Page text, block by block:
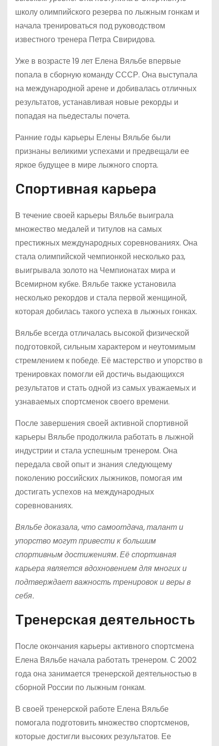
школу олимпийского резерва по лыжным гонкам и
начала тренироваться под руководством
известного тренера Петра Свиридова.
Уже в возрасте 19 лет Елена Вяльбе впервые
попала в сборную команду СССР. Она выступала
на международной арене и добивалась отличных
результатов, устанавливая новые рекорды и
попадая на пьедесталы почета.
Ранние годы карьеры Елены Вяльбе были
признаны великими успехами и предвещали ее
яркое будущее в мире лыжного спорта.
Спортивная карьера
В течение своей карьеры Вяльбе выиграла
множество медалей и титулов на самых
престижных международных соревнованиях. Она
стала олимпийской чемпионкой несколько раз,
выигрывала золото на Чемпионатах мира и
Всемирном кубке. Вяльбе также установила
несколько рекордов и стала первой женщиной,
которая добилась такого успеха в лыжных гонках.
Вяльбе всегда отличалась высокой физической
подготовкой, сильным характером и неутомимым
стремлением к победе. Её мастерство и упорство в
тренировках помогли ей достичь выдающихся
результатов и стать одной из самых уважаемых и
узнаваемых спортсменок своего времени.
После завершения своей активной спортивной
карьеры Вяльбе продолжила работать в лыжной
индустрии и стала успешным тренером. Она
передала свой опыт и знания следующему
поколению российских лыжников, помогая им
достигать успехов на международных
соревнованиях.
Вяльбе доказала, что самоотдача, талант и
упорство могут привести к большим
спортивным достижениям. Её спортивная
карьера является вдохновением для многих и
подтверждает важность тренировок и веры в
себя.
Тренерская деятельность
После окончания карьеры активного спортсмена
Елена Вяльбе начала работать тренером. С 2002
года она занимается тренерской деятельностью в
сборной России по лыжным гонкам.
В своей тренерской работе Елена Вяльбе
помогала подготовить множество спортсменов,
которые достигли высоких результатов. Ее